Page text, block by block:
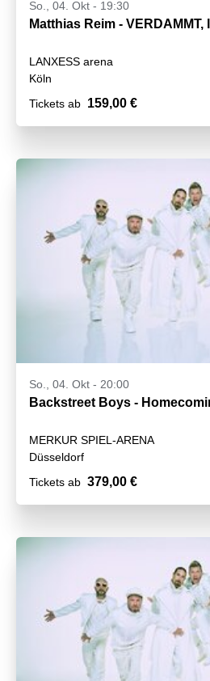
So., 04. Okt - 19:30
Matthias Reim - VERDAMMT,
LANXESS arena
Köln
Tickets ab 159,00 €
So., 04. Okt - 20:00
Backstreet Boys -
MERKUR SPIEL-ARENA
Düsseldorf
Tickets ab 379,00 €